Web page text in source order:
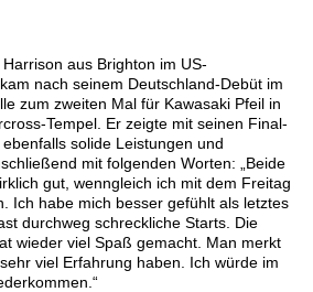
aus Brighton im US-
nach seinem Deutschland-Debüt im
zum zweiten Mal für Kawasaki Pfeil in
Tempel. Er zeigte mit seinen Final-
solide Leistungen und
mit folgenden Worten: „Beide
gut, wenngleich ich mit dem Freitag
Ich habe mich besser gefühlt als letztes
durchweg schreckliche Starts. Die
wieder viel Spaß gemacht. Man merkt
viel Erfahrung haben. Ich würde im